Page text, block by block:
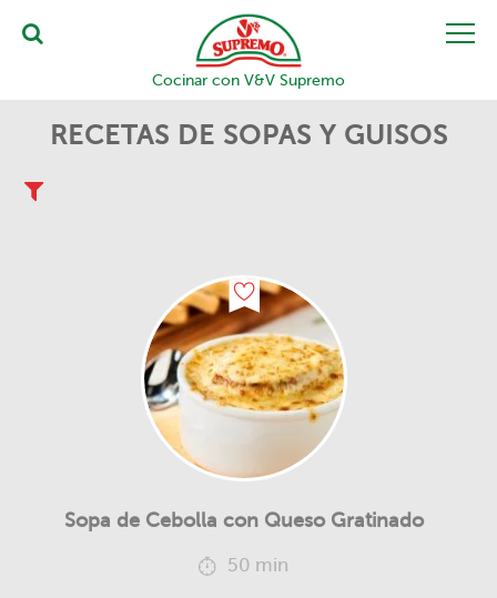
Cocinar con V&V Supremo
RECETAS DE SOPAS Y GUISOS
Sopa de Cebolla con Queso Gratinado
50 min